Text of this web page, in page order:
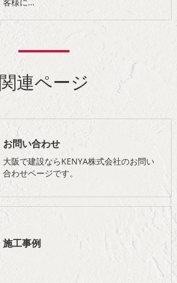
関連ページ
お問い合わせ
大阪で建設ならKENYA株式会社のお問い
合わせページです。
施工事例